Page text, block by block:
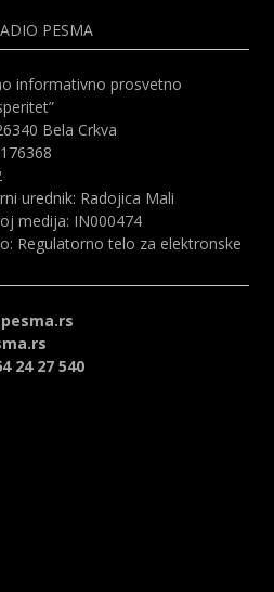
PESMA
informativno prosvetno
Bela Crkva
urednik: Radojica Mali
medija: IN000474
Regulatorno telo za elektronske
24 27 540